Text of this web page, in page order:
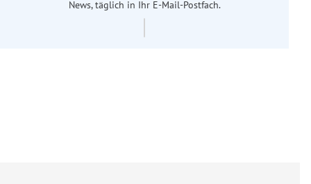
News, täglich in Ihr E-Mail-Postfach.